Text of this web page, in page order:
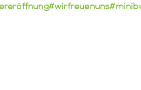
#wirfreuenuns